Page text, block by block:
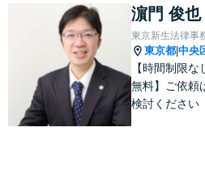
濵門 俊也
東京新生法律事
東京都 中央
【時間制限
無料】ご依頼
検討ください